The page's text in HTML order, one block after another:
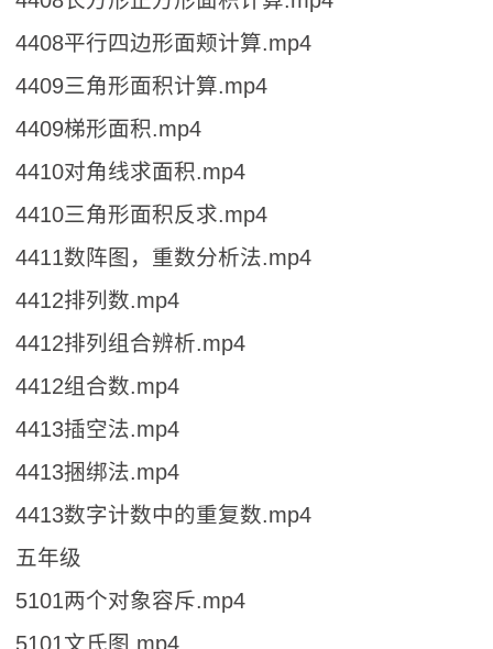
4408平行四边形面颊计算.mp4
4409三角形面积计算.mp4
4409梯形面积.mp4
4410对角线求面积.mp4
4410三角形面积反求.mp4
4411数阵图，重数分析法.mp4
4412排列数.mp4
4412排列组合辨析.mp4
4412组合数.mp4
4413插空法.mp4
4413捆绑法.mp4
4413数字计数中的重复数.mp4
五年级
5101两个对象容斥.mp4
5101文氏图.mp4